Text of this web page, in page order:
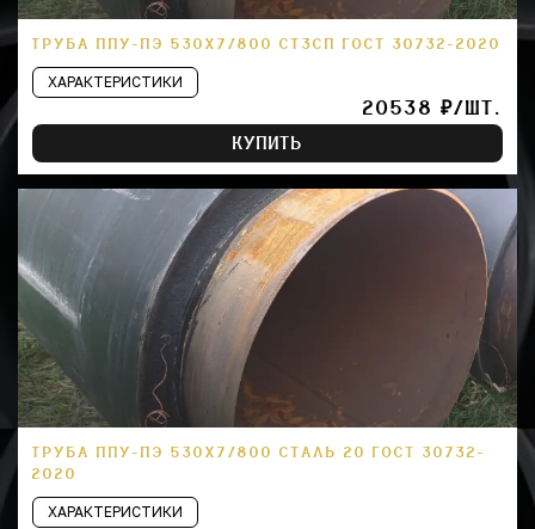
ТРУБА ППУ-ПЭ 530Х7/800 СТ3СП ГОСТ 30732-2020
ХАРАКТЕРИСТИКИ
20538 ₽/ШТ.
КУПИТЬ
ТРУБА ППУ-ПЭ 530Х7/800 СТАЛЬ 20 ГОСТ 30732-
2020
ХАРАКТЕРИСТИКИ